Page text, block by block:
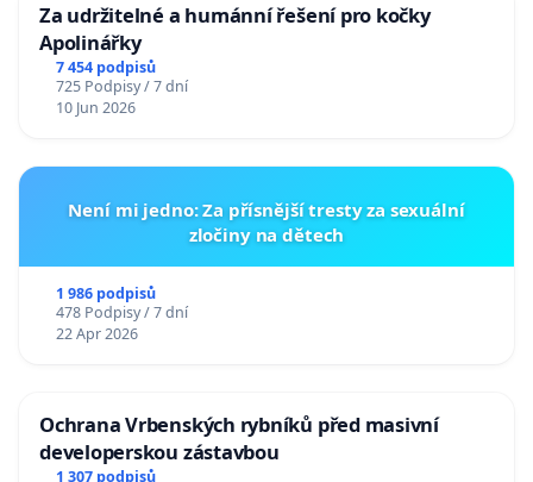
Za udržitelné a humánní řešení pro kočky
Apolinářky
7 454 podpisů
725 Podpisy / 7 dní
10 Jun 2026
Není mi jedno: Za přísnější tresty za sexuální
zločiny na dětech
1 986 podpisů
478 Podpisy / 7 dní
22 Apr 2026
Ochrana Vrbenských rybníků před masivní
developerskou zástavbou
1 307 podpisů